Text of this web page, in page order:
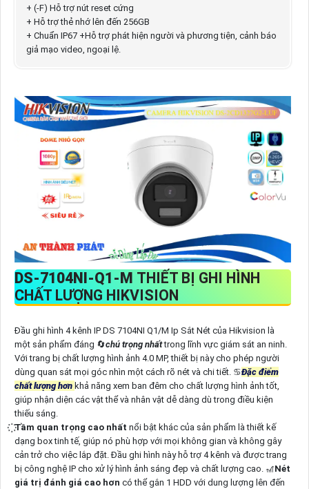
+ (-F) Hỗ trợ nút reset cứng
+ Hỗ trợ thẻ nhớ lên đến 256GB
+ Chuẩn IP67 +Hỗ trợ phát hiện người và phương tiện, cảnh báo
giả mạo video, ngoại lệ.
DS-7104NI-Q1-M THIẾT BỊ GHI HÌNH
CHẤT LƯỢNG HIKVISION
Đầu ghi hình 4 kênh IP DS 7104NI Q1/M Ip Sắt Nét của Hikvision là
một sản phẩm đáng 🔄chú trọng nhấttrong lĩnh vực giám sát an ninh.
Với trang bị chất lượng hình ảnh 4.0 MP, thiết bị này cho phép người
dùng quan sát mọi góc nhìn một cách rõ nét và chi tiết. ♋Đặc điểm
chất lượng hơn khả năng xem ban đêm cho chất lượng hình ảnh tốt,
giúp nhận diện các vật thể và nhân vật dễ dàng dù trong điều kiện
thiếu sáng.
Tầm quan trọng cao nhất nổi bật khác của sản phẩm là thiết kế
dạng box tinh tế, giúp nó phù hợp với mọi không gian và không gây
cản trở cho việc lắp đặt. Đầu ghi hình này hỗ trợ 4 kênh và được trang
bị công nghệ IP cho xử lý hình ảnh sáng đẹp và chất lượng cao. 🎢Nét
giá trị đánh giá cao hơn có thể gắn 1 HDD với dung lượng lên đến